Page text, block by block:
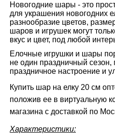
Новогодние шары - это
для украшения новогодних
разнообразие цветов,
шаров и игрушек могут
вкус и цвет, под любой
Елочные игрушки и шары
не один праздничный сезон,
праздничное настроение и
Купить шар на елку 20 см
положив ее в виртуальную
магазина с доставкой по
Характеристики: